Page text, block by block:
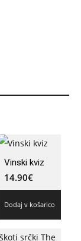
Vinski kviz
14.90€
Dodaj v košarico